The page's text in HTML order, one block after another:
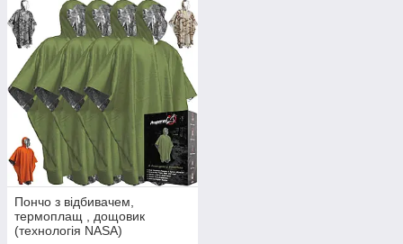
Пончо з відбивачем,
термоплащ , дощовик
(технологія NASA)